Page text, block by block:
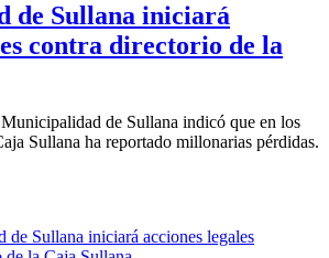
de Sullana iniciará
contra directorio de la
de Sullana indicó que en los
Sullana ha reportado millonarias pérdidas.